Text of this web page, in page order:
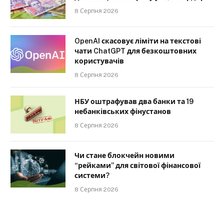
8 Серпня 2026
OpenAI скасовує ліміти на текстові
чати ChatGPT для безкоштовних
користувачів
8 Серпня 2026
НБУ оштрафував два банки та 19
небанківських фінустанов
8 Серпня 2026
Чи стане блокчейн новими
“рейками” для світової фінансової
системи?
8 Серпня 2026